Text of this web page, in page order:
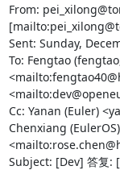
From:
Sent: Sunday,
To: Fengtao
Cc: Yanan (Euler)
Chenxiang
Subject: [Dev] 答复: